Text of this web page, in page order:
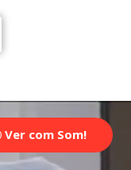
Ver com Som!